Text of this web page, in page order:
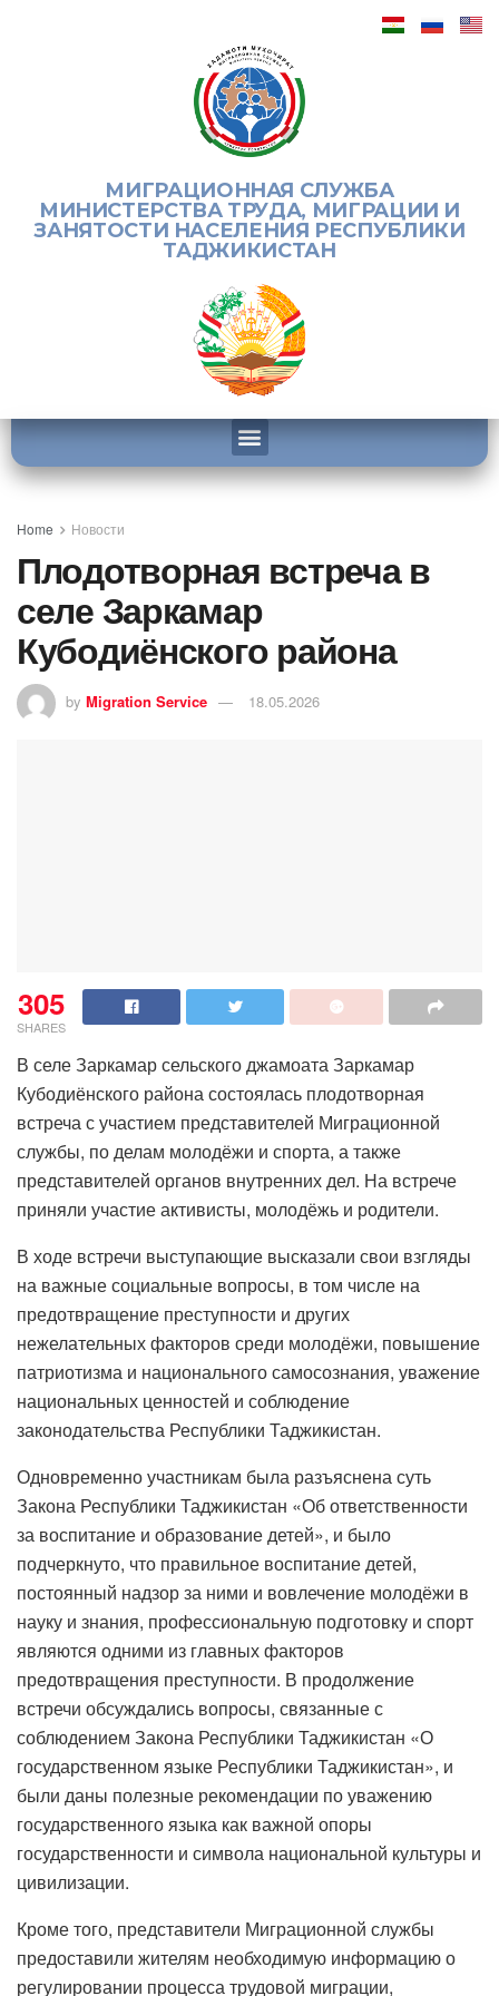
МИГРАЦИОННАЯ СЛУЖБА
МИНИСТЕРСТВА ТРУДА, МИГРАЦИИ И
ЗАНЯТОСТИ НАСЕЛЕНИЯ РЕСПУБЛИКИ
ТАДЖИКИСТАН
Home Новости
Плодотворная встреча в
селе Заркамар
Кубодиёнского района
by Migration Service 18.05.2026
305
SHARES
В селе Заркамар сельского джамоата Заркамар
Кубодиёнского района состоялась плодотворная
встреча с участием представителей Миграционной
службы, по делам молодёжи и спорта, а также
представителей органов внутренних дел. На встрече
приняли участие активисты, молодёжь и родители.
В ходе встречи выступающие высказали свои взгляды
на важные социальные вопросы, в том числе на
предотвращение преступности и других
нежелательных факторов среди молодёжи, повышение
патриотизма и национального самосознания, уважение
национальных ценностей и соблюдение
законодательства Республики Таджикистан.
Одновременно участникам была разъяснена суть
Закона Республики Таджикистан «Об ответственности
за воспитание и образование детей», и было
подчеркнуто, что правильное воспитание детей,
постоянный надзор за ними и вовлечение молодёжи в
науку и знания, профессиональную подготовку и спорт
являются одними из главных факторов
предотвращения преступности. В продолжение
встречи обсуждались вопросы, связанные с
соблюдением Закона Республики Таджикистан «О
государственном языке Республики Таджикистан», и
были даны полезные рекомендации по уважению
государственного языка как важной опоры
государственности и символа национальной культуры и
цивилизации.
Кроме того, представители Миграционной службы
предоставили жителям необходимую информацию о
регулировании процесса трудовой миграции,